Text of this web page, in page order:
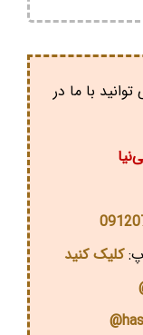
با ما در
کلیک کنید